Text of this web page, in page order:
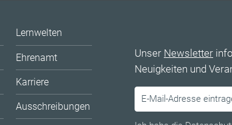
Lernwelten
Ehrenamt
Karriere
Ausschreibungen
Unser Newsletter
Neuigkeiten und